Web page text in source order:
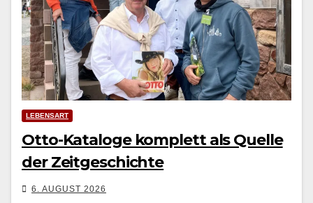
LEBENSART
Otto-Kataloge komplett als Quelle
der Zeitgeschichte
6. AUGUST 2026